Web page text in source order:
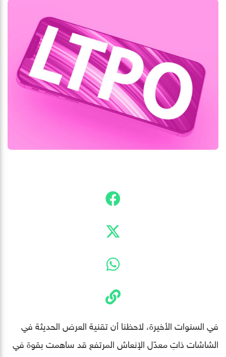
في السنوات الأخيرة، لاحظنا أن تقنية العرض الحديثة في
الشاشات ذاتِ معدّل الإنعاش المرتفع قد ساهمت بقوة في